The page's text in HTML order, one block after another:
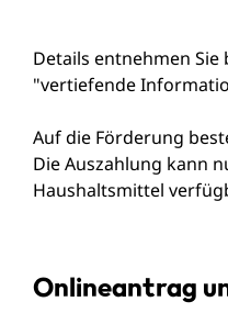
Details entnehmen
"vertiefende
Auf die Förderung
Die Auszahlung kann
Haushaltsmittel
Onlineantrag